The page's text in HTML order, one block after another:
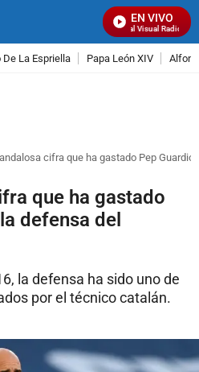
EN VIVO
Señal Visual Radio
La Espriella Papa León XIV
cifra que ha gastado Pep
que ha gastado
defensa del
la defensa ha sido uno de
por el técnico catalán.